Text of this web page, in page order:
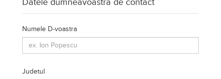
Numele D-voastra
Judetul